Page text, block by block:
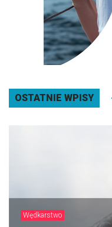
OSTATNIE WPISY
Wędkarstwo